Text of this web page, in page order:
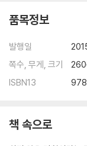
품목정보
발행일
쪽수, 무게, 크기
ISBN13
책 속으로